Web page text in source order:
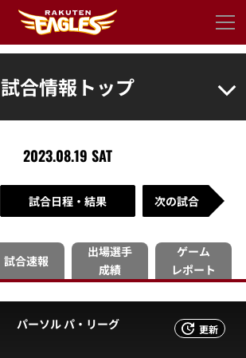
試合情報トップ
2023.08.19 SAT
試合日程・結果 次の試合
試合速報
出場選手
成績
ゲーム
レポート
更新
パーソル パ・リーグ